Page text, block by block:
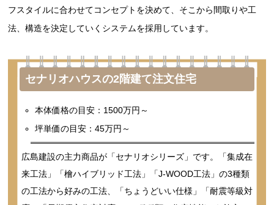
フスタイルに合わせてコンセプトを決めて、そこから間取りや工
法、構造を決定していくシステムを採用しています。
セナリオハウスの2階建て注文住宅
本体価格の目安：1500万円～
坪単価の目安：45万円～
広島建設の主力商品が「セナリオシリーズ」です。「集成在
来工法」「檜ハイブリッド工法」「J-WOOD工法」の3種類
の工法から好みの工法、「ちょうどいい仕様」「耐震等級対